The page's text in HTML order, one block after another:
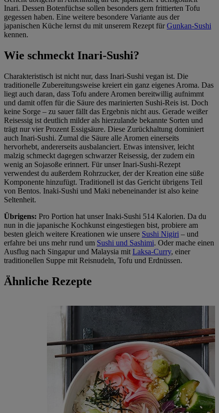
Inari. Dessen Botenfüchse sollen besonders gern frittierten Tofu
gegessen haben. Eine weitere besondere Variante aus der
japanischen Küche lernst du mit unserem Rezept fürGunkan-Sushi
kennen.
Wie schmeckt Inari-Sushi?
Charakteristisch ist nicht nur, dass Inari-Sushi vegan ist. Die
traditionelle Zubereitungsweise kreiert ein ganz eigenes Aroma. Das
liegt auch daran, dass Tofu andere Aromen bereitwillig aufnimmt
und damit offen für die Säure des marinierten Sushi-Reis ist. Doch
keine Sorge – zu sauer fällt das Ergebnis nicht aus. Gerade weißer
Reisessig ist deutlich milder als hierzulande bekannte Sorten und
trägt nur vier Prozent Essigsäure. Diese Zurückhaltung dominiert
auch Inari-Sushi. Zumal die Säure alle Aromen einerseits
hervorhebt, andererseits ausbalanciert. Etwas intensiver, leicht
malzig schmeckt dagegen schwarzer Reisessig, der zudem ein
wenig an Sojasoße erinnert. Für unser Inari-Sushi-Rezept
verwendest du außerdem Rohrzucker, der der Kreation eine süße
Komponente hinzufügt. Traditionell ist das Gericht übrigens Teil
von Bentos. Inaki-Sushi und Maki nebeneinander ist also keine
Seltenheit.
Übrigens: Pro Portion hat unser Inaki-Sushi 514 Kalorien. Da du
nun in die japanische Kochkunst eingestiegen bist, probiere am
besten gleich weitere Kreationen wie unsere Sushi Nigiri – und
erfahre bei uns mehr rund um Sushi und Sashimi. Oder mache einen
Ausflug nach Singapur und Malaysia mit Laksa-Curry, einer
traditionellen Suppe mit Reisnudeln, Tofu und Erdnüssen.
Ähnliche Rezepte